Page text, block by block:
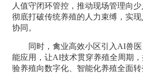
人值守闭环管控，推动现场管理向少
彻底打破传统养殖的人力束缚，实
协同。
同时，禽业高效小区引入AI兽
能应用，让AI技术贯穿养殖全周期
验养殖向数字化、智能化养殖全面转